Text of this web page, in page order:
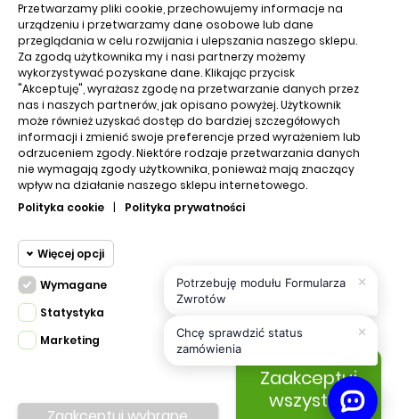
Koszyk
O nas
Edu nrzędzia
Regulamin
Kontakt z nami
Polityka prywatności
PRESTA.DESIGN © 2023 Stworzone z
All Rights Reserved.
We're part of
virtualmedia.pl
Przetwarzamy pliki cookie, przechowujemy informacje na
urządzeniu i przetwarzamy dane osobowe lub dane
przeglądania w celu rozwijania i ulepszania naszego sklepu.
Za zgodą użytkownika my i nasi partnerzy możemy
wykorzystywać pozyskane dane. Klikając przycisk
"Akceptuję", wyrażasz zgodę na przetwarzanie danych przez
nas i naszych partnerów, jak opisano powyżej. Użytkownik
może również uzyskać dostęp do bardziej szczegółowych
informacji i zmienić swoje preferencje przed wyrażeniem lub
odrzuceniem zgody. Niektóre rodzaje przetwarzania danych
nie wymagają zgody użytkownika, ponieważ mają znaczący
wpływ na działanie naszego sklepu internetowego.
Polityka cookie
| Polityka prywatności
Więcej opcji
Wymagane Cookie funkcjonalne
Wymagane pliki cookie oraz cookie
HttpOnly. Pliki cookie wymagane do
przeglądania witryny i korzystania z jej
podstawowych funkcji. Te pliki cookie
Cookie
Cookie
Wymagane
Statystyka
Marketing
Zaakceptuj
wszystko
Potrzebuję modułu Formularza
Zwrotów
×
Chcę sprawdzić status
zamówienia
×